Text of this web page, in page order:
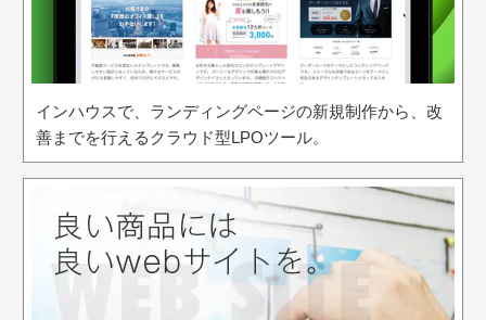
インハウスで、ランディングページの新規制作から、改
善までを行えるクラウド型LPOツール。